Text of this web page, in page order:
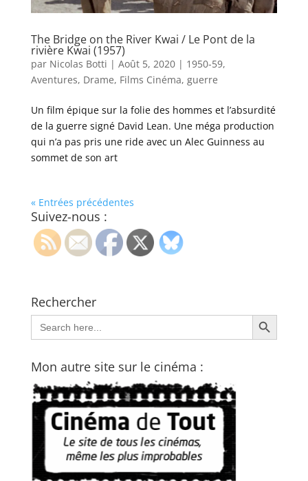
The Bridge on the River Kwai / Le Pont de la
rivière Kwai (1957)
par Nicolas Botti | Août 5, 2020| 1950-59,
Aventures, Drame, Films Cinéma, guerre
Un film épique sur la folie des hommes et l’absurdité
de la guerre signé David Lean. Une méga production
qui n’a pas pris une ride avec un Alec Guinness au
sommet de son art
« Entrées précédentes
Suivez-nous :
Rechercher
Search
for:
Search Button
Mon autre site sur le cinéma :